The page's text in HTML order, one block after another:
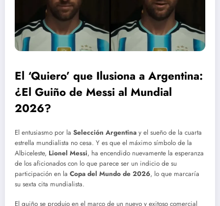
El ‘Quiero’ que Ilusiona a Argentina:
¿El Guiño de Messi al Mundial
2026?
El entusiasmo por la Selección Argentina y el sueño de la cuarta
estrella mundialista no cesa. Y es que el máximo símbolo de la
Albiceleste, Lionel Messi, ha encendido nuevamente la esperanza
de los aficionados con lo que parece ser un indicio de su
participación en la Copa del Mundo de 2026, lo que marcaría
su sexta cita mundialista.
El guiño se produjo en el marco de un nuevo y exitoso comercial